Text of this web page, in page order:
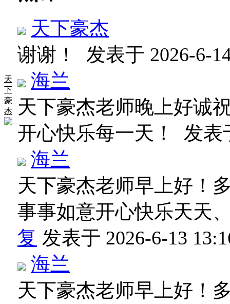
天
下
豪
杰
天下豪杰
谢谢！ 发表于 2026-6-
海兰
天下豪杰老师晚上好诚
开心快乐每一天！ 发表
海兰
天下豪杰老师早上好！
事事如意开心快乐天天
复 发表于 2026-6-13
海兰
天下豪杰老师早上好！